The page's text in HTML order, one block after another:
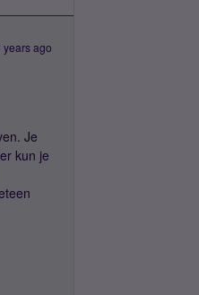
years ago
Je
kun je